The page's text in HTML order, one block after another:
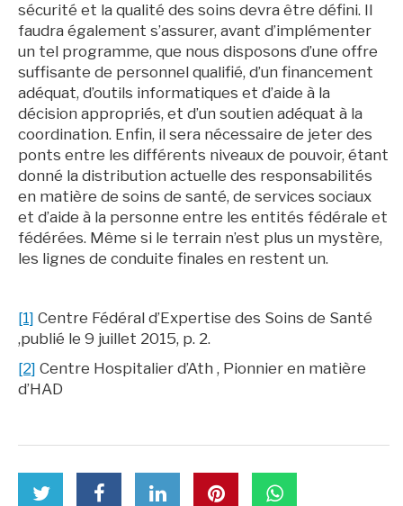
sécurité et la qualité des soins devra être défini. Il
faudra également s’assurer, avant d’implémenter
un tel programme, que nous disposons d’une offre
suffisante de personnel qualifié, d’un financement
adéquat, d’outils informatiques et d’aide à la
décision appropriés, et d’un soutien adéquat à la
coordination. Enfin, il sera nécessaire de jeter des
ponts entre les différents niveaux de pouvoir, étant
donné la distribution actuelle des responsabilités
en matière de soins de santé, de services sociaux
et d’aide à la personne entre les entités fédérale et
fédérées. Même si le terrain n’est plus un mystère,
les lignes de conduite finales en restent un.
[1] Centre Fédéral d’Expertise des Soins de Santé
,publié le 9 juillet 2015, p. 2.
[2] Centre Hospitalier d’Ath , Pionnier en matière
d’HAD
partager
cet
cet
cet
partager
cet
partager
cet